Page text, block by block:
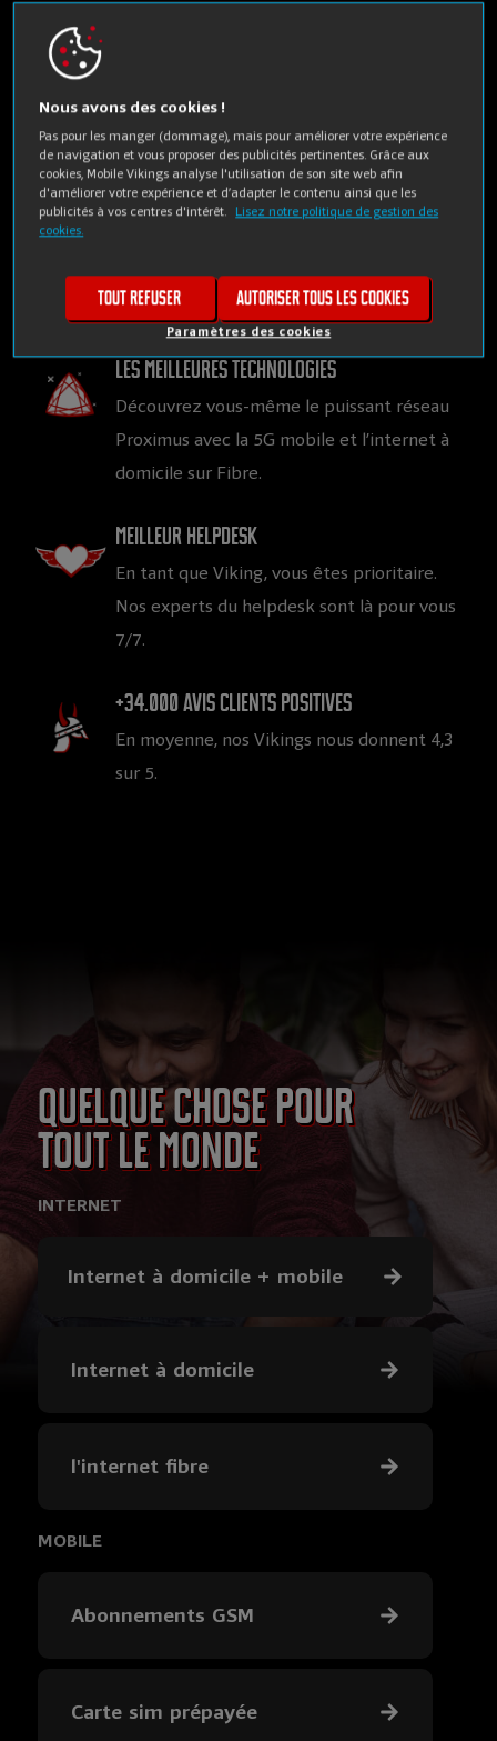
Mobile Vikings
en bref
Prix très compétitfs
compétitifs, pour mobile et l’internet à
domicile.
Les meilleures technologies
Découvrez vous-même le puissant réseau
Proximus avec la 5G mobile et l’internet à
domicile sur Fibre.
Meilleur helpdesk
En tant que Viking, vous êtes prioritaire.
Nos experts du helpdesk sont là pour vous
7/7.
+34.000 avis clients positives
En moyenne, nos Vikings nous donnent 4,3
sur 5.
Quelque chose pour
tout le monde
INTERNET
Internet à domicile + mobile
Internet à domicile
l'internet fibre
MOBILE
Abonnements GSM
Carte sim prépayée
Nous avons des cookies !
Pas pour les manger (dommage), mais pour améliorer votre expérience
de navigation et vous proposer des publicités pertinentes. Grâce aux
cookies, Mobile Vikings analyse l'utilisation de son site web afin
d'améliorer votre expérience et d’adapter le contenu ainsi que les
publicités à vos centres d'intérêt.
Lisez notre politique de gestion des
cookies.
Paramètres des cookies
Tout refuser Autoriser tous les cookies